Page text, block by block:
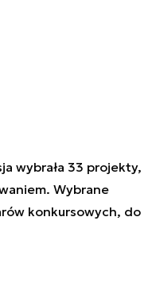
wybrała 33 projekty,
Wybrane
konkursowych, do